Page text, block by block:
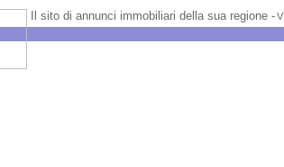
Il sito di annunci immobiliari della sua regione -